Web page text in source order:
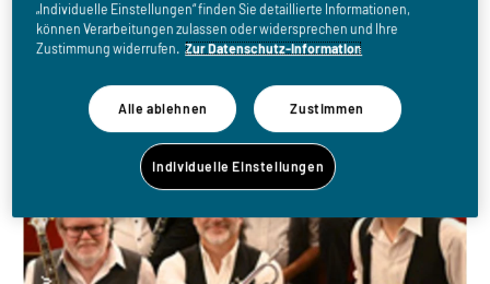
„Individuelle Einstellungen“ finden Sie detaillierte Informationen,
können Verarbeitungen zulassen oder widersprechen und Ihre
Zustimmung widerrufen. Zur Datenschutz-Information
Alle ablehnen Zustimmen
Individuelle Einstellungen